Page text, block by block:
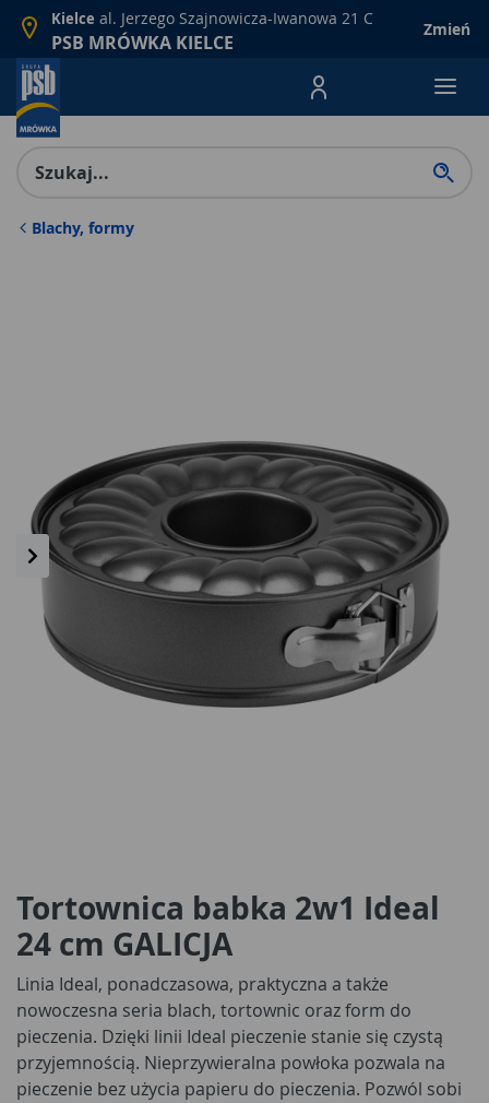
Kielce al. Jerzego Szajnowicza-Iwanowa 21 C
PSB MRÓWKA KIELCE
Zmień
Menu Produktów,
Blachy, formy
Tortownica babka 2w1 Ideal
24 cm GALICJA
Linia Ideal, ponadczasowa, praktyczna a także
nowoczesna seria blach, tortownic oraz form do
pieczenia. Dzięki linii Ideal pieczenie stanie się czystą
przyjemnością. Nieprzywieralna powłoka pozwala na
pieczenie bez użycia papieru do pieczenia. Pozwól sobi